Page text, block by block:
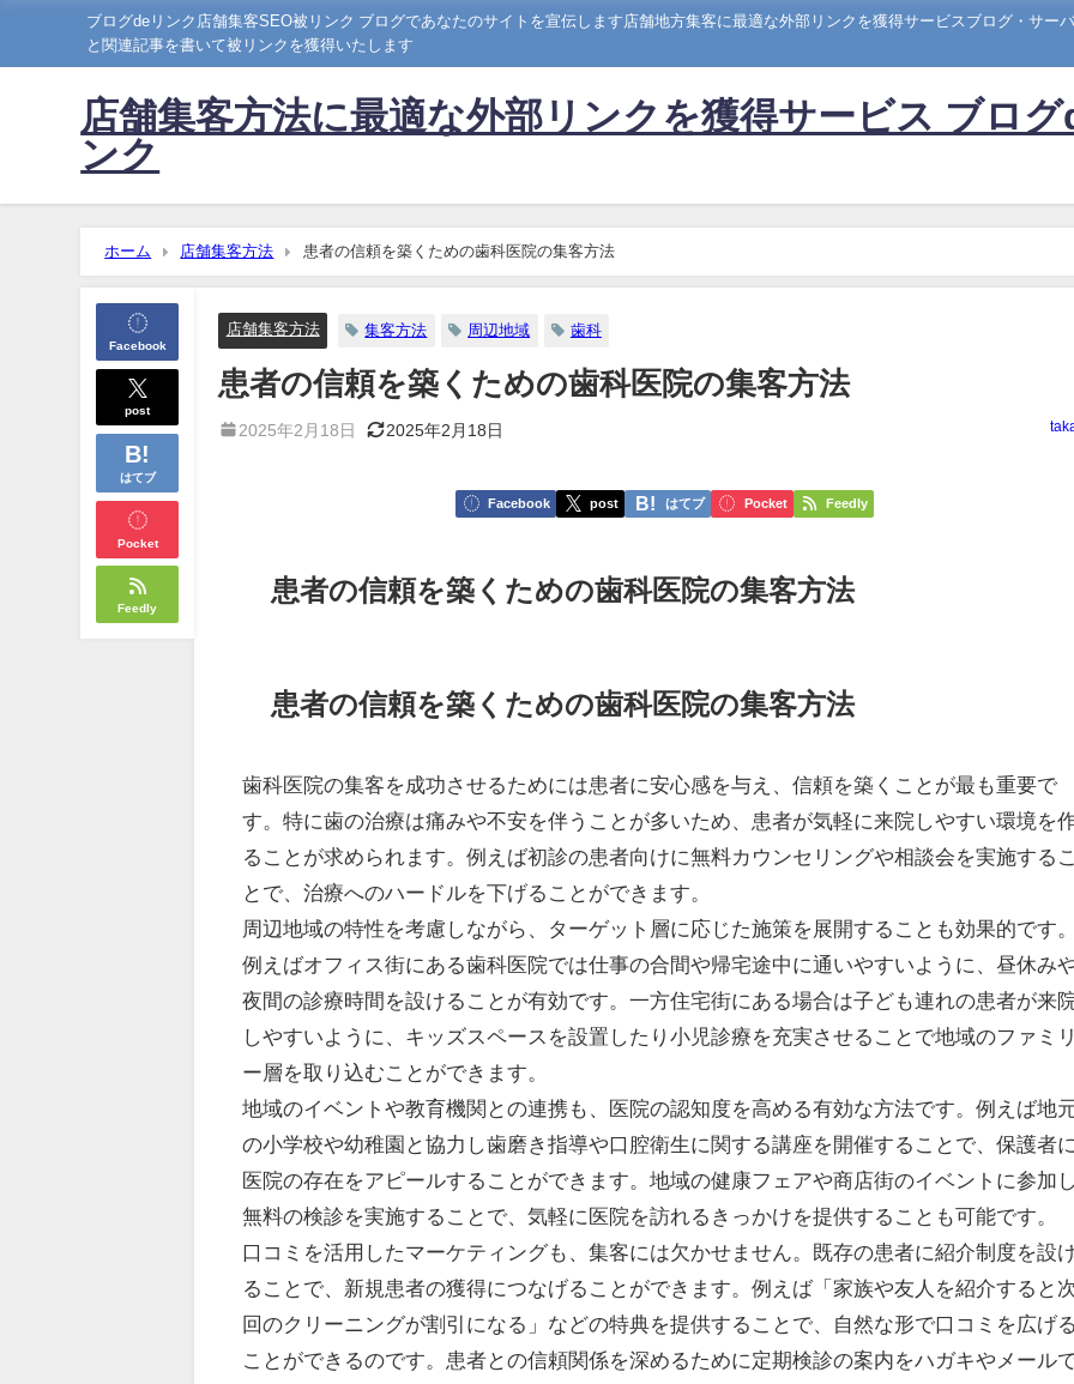
ブログdeリンク店舗集客SEO被リンク ブログであなたのサイトを宣伝します店舗地方集客に最適な外部リンクを獲得サービスブログ・サー
と関連記事を書いて被リンクを獲得いたします
店舗集客方法に最適な外部リンクを獲得サービス ブロ
ンク
ホーム 店舗集客方法 患者の信頼を築くための歯科医院の集客方法
Facebook
post
はてブ
Pocket
Feedly
店舗集客方法 集客方法 周辺地域 歯科
患者の信頼を築くための歯科医院の集客方法
2025年2月18日 2025年2月18日
Facebook post はてブ Pocket Feedly
患者の信頼を築くための歯科医院の集客方法
患者の信頼を築くための歯科医院の集客方法
歯科医院の集客を成功させるためには患者に安心感を与え、信頼を築くことが最も重要で
す。特に歯の治療は痛みや不安を伴うことが多いため、患者が気軽に来院しやすい環境を
ることが求められます。例えば初診の患者向けに無料カウンセリングや相談会を実施する
とで、治療へのハードルを下げることができます。
周辺地域の特性を考慮しながら、ターゲット層に応じた施策を展開することも効果的です
例えばオフィス街にある歯科医院では仕事の合間や帰宅途中に通いやすいように、昼休み
夜間の診療時間を設けることが有効です。一方住宅街にある場合は子ども連れの患者が来
しやすいように、キッズスペースを設置したり小児診療を充実させることで地域のファミ
ー層を取り込むことができます。
地域のイベントや教育機関との連携も、医院の認知度を高める有効な方法です。例えば地
の小学校や幼稚園と協力し歯磨き指導や口腔衛生に関する講座を開催することで、保護者
医院の存在をアピールすることができます。地域の健康フェアや商店街のイベントに参加
無料の検診を実施することで、気軽に医院を訪れるきっかけを提供することも可能です。
口コミを活用したマーケティングも、集客には欠かせません。既存の患者に紹介制度を設
ることで、新規患者の獲得につなげることができます。例えば「家族や友人を紹介すると
回のクリーニングが割引になる」などの特典を提供することで、自然な形で口コミを広げ
ことができるのです。患者との信頼関係を深めるために定期検診の案内をハガキやメール